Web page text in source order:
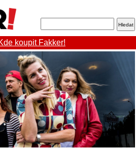
koupit Fakker!